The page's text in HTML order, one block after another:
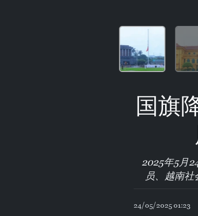
国旗
2025年5月
员、越南社
24/05/2025 01:23